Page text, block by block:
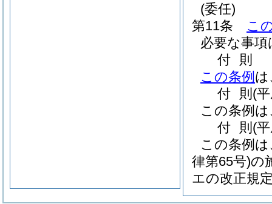
(委任)
第11条
こ
必要な事
付 則
この条例 は
付 則 (
この条例
付 則 (
この条例
律第65号)の
エの改正規